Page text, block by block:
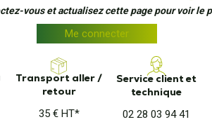
vous et actualisez cette page pour voir le
Me connecter
Transport aller /
retour
35 € HT*
Service client et
technique
02 28 03 94 41